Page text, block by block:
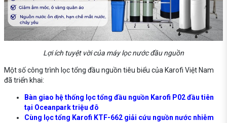
Lợi ích tuyệt vời của máy lọc nước đầu nguồn
Một số công trình lọc tổng đầu nguồn tiêu biểu của Karofi Việt Nam
đã triển khai:
Bàn giao hệ thống lọc tổng đầu nguồn Karofi P02 đầu tiên
tại Oceanpark triệu đô
Cùng lọc tổng Karofi KTF-662 giải cứu nguồn nước nhiễm